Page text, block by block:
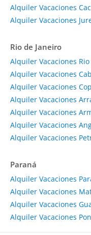
Alquiler Vacaciones
Alquiler Vacaciones
Rio de Janeiro
Alquiler Vacaciones
Alquiler Vacaciones
Alquiler Vacaciones
Alquiler Vacaciones
Alquiler Vacaciones
Alquiler Vacaciones
Alquiler Vacaciones
Paraná
Alquiler Vacaciones
Alquiler Vacaciones
Alquiler Vacaciones
Alquiler Vacaciones